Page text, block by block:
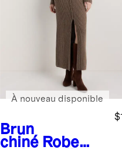
Brun
chiné Robe
À nouveau disponible